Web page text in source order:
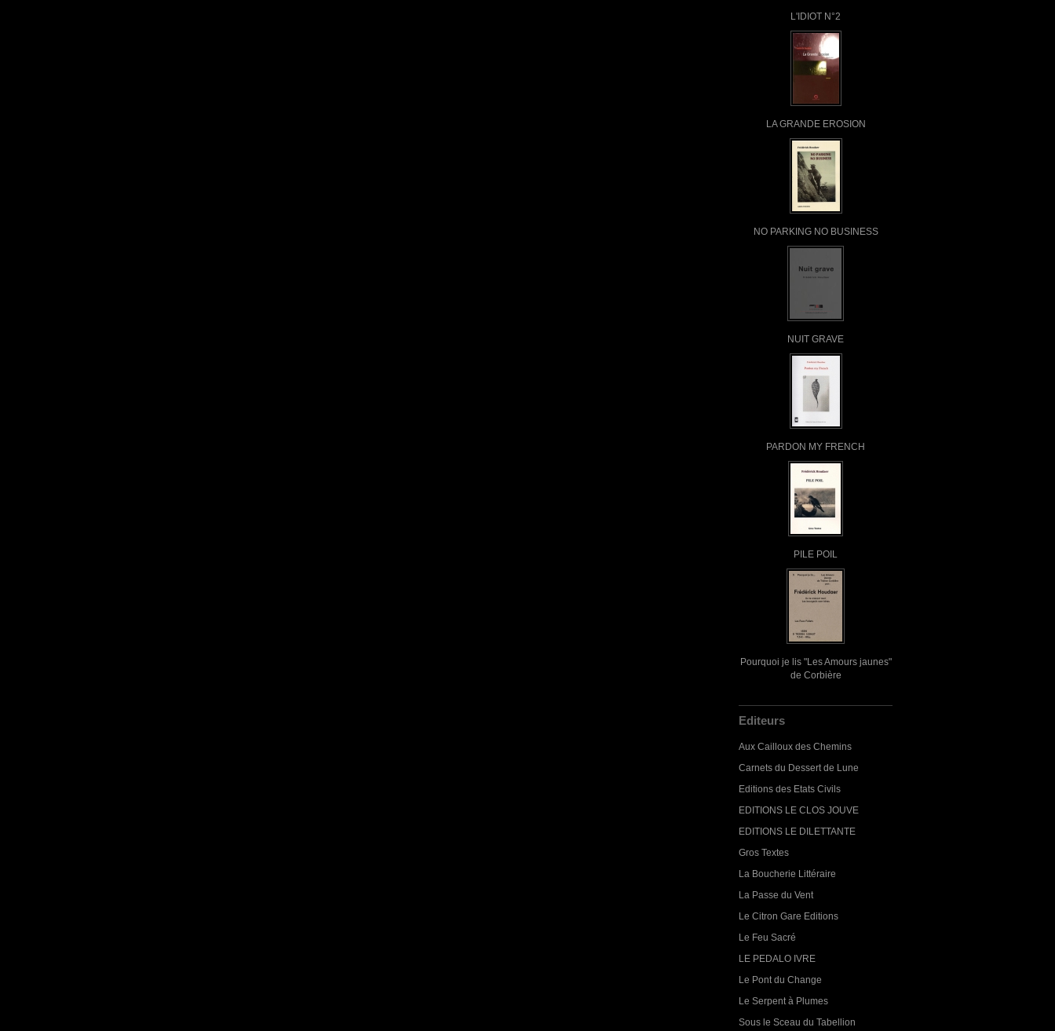
L'IDIOT N°2
LA GRANDE EROSION
NO PARKING NO BUSINESS
NUIT GRAVE
PARDON MY FRENCH
PILE POIL
Pourquoi je lis "Les Amours jaunes"
de Corbière
Editeurs
Aux Cailloux des Chemins
Carnets du Dessert de Lune
Editions des Etats Civils
EDITIONS LE CLOS JOUVE
EDITIONS LE DILETTANTE
Gros Textes
La Boucherie Littéraire
La Passe du Vent
Le Citron Gare Editions
Le Feu Sacré
LE PEDALO IVRE
Le Pont du Change
Le Serpent à Plumes
Sous le Sceau du Tabellion